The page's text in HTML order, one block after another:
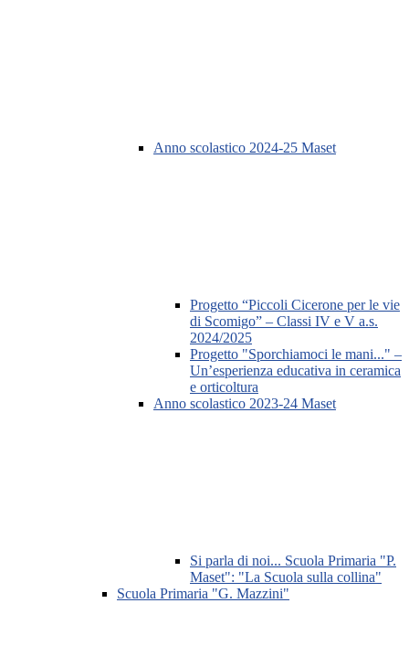
Anno scolastico 2024-25 Maset
Progetto “Piccoli Cicerone per le vie
di Scomigo” – Classi IV e V a.s.
2024/2025
Progetto "Sporchiamoci le mani..." –
Un’esperienza educativa in ceramica
e orticoltura
Anno scolastico 2023-24 Maset
Si parla di noi... Scuola Primaria "P.
Maset": "La Scuola sulla collina"
Scuola Primaria "G. Mazzini"